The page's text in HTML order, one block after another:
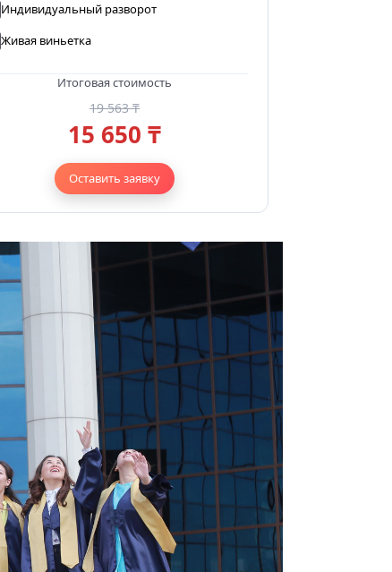
Индивидуальный разворот
Живая виньетка
Итоговая стоимость
19 563 ₸
15 650 ₸
Оставить заявку